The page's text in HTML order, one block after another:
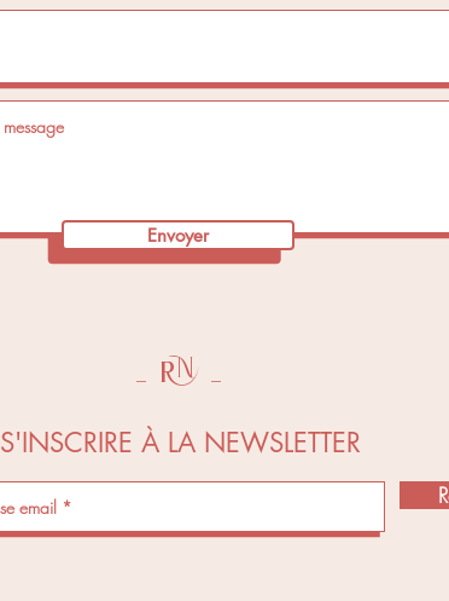
Envoyer
RN
S'INSCRIRE À LA NEWSLETTER